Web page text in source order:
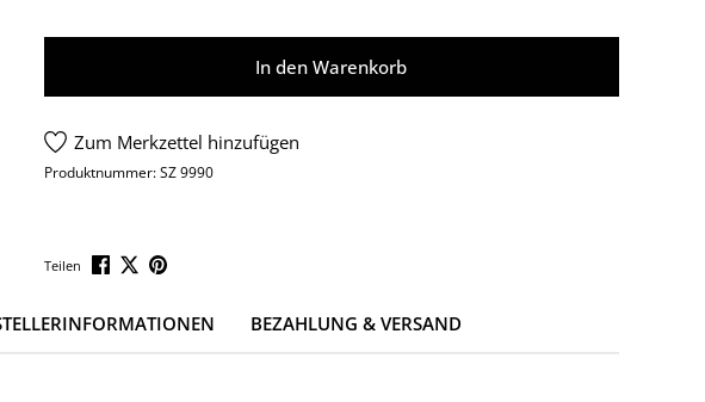
In den Warenkorb
Zum Merkzettel hinzufügen
Produktnummer:SZ 9990
Teilen
BEZAHLUNG & VERSAND